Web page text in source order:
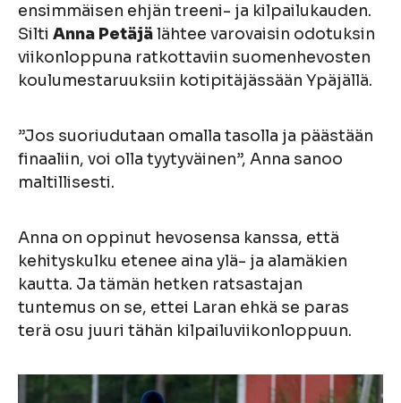
ensimmäisen ehjän treeni- ja kilpailukauden.
Silti Anna Petäjälähtee varovaisin odotuksin
viikonloppuna ratkottaviin suomenhevosten
koulumestaruuksiin kotipitäjässään Ypäjällä.
”Jos suoriudutaan omalla tasolla ja päästään
finaaliin, voi olla tyytyväinen”, Anna sanoo
maltillisesti.
Anna on oppinut hevosensa kanssa, että
kehityskulku etenee aina ylä- ja alamäkien
kautta. Ja tämän hetken ratsastajan
tuntemus on se, ettei Laran ehkä se paras
terä osu juuri tähän kilpailuviikonloppuun.